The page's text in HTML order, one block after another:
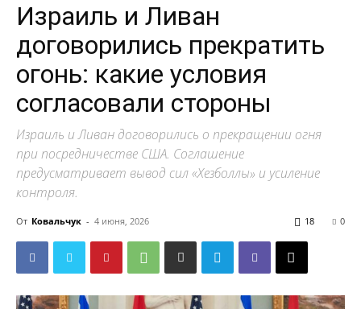
Израиль и Ливан
договорились прекратить
огонь: какие условия
согласовали стороны
Израиль и Ливан договорились о прекращении огня
при посредничестве США. Соглашение
предусматривает вывод сил «Хезболлы» и усиление
контроля.
От Ковальчук - 4 июня, 2026 0
18